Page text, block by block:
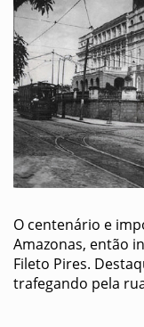
O centenário e
Amazonas, então
Fileto Pires.
trafegando pela